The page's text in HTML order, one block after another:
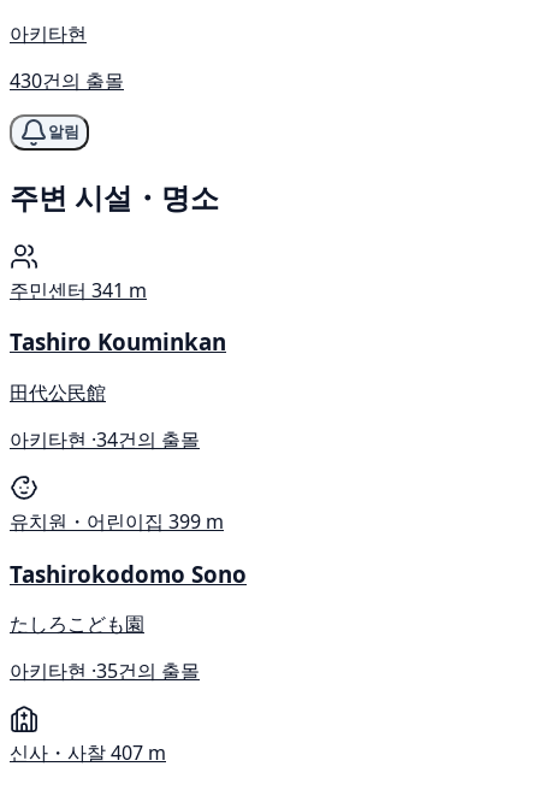
아키타현
430건의 출몰
알림
주변 시설・명소
주민센터 341 m
Tashiro Kouminkan
田代公民館
아키타현 ·34건의 출몰
유치원・어린이집 399 m
Tashirokodomo Sono
たしろこども園
아키타현 ·35건의 출몰
신사・사찰407 m